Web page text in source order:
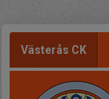
Västerås CK